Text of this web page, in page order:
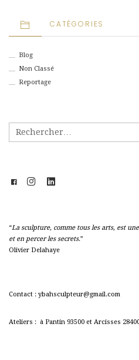
CATÉGORIES
Blog
Non Classé
Reportage
“La sculpture, comme tous les arts, est
et en percer les secrets.”
Olivier Delahaye
Contact : ybahsculpteur@gmail.com
Ateliers : à Pantin 93500 et Arcisses